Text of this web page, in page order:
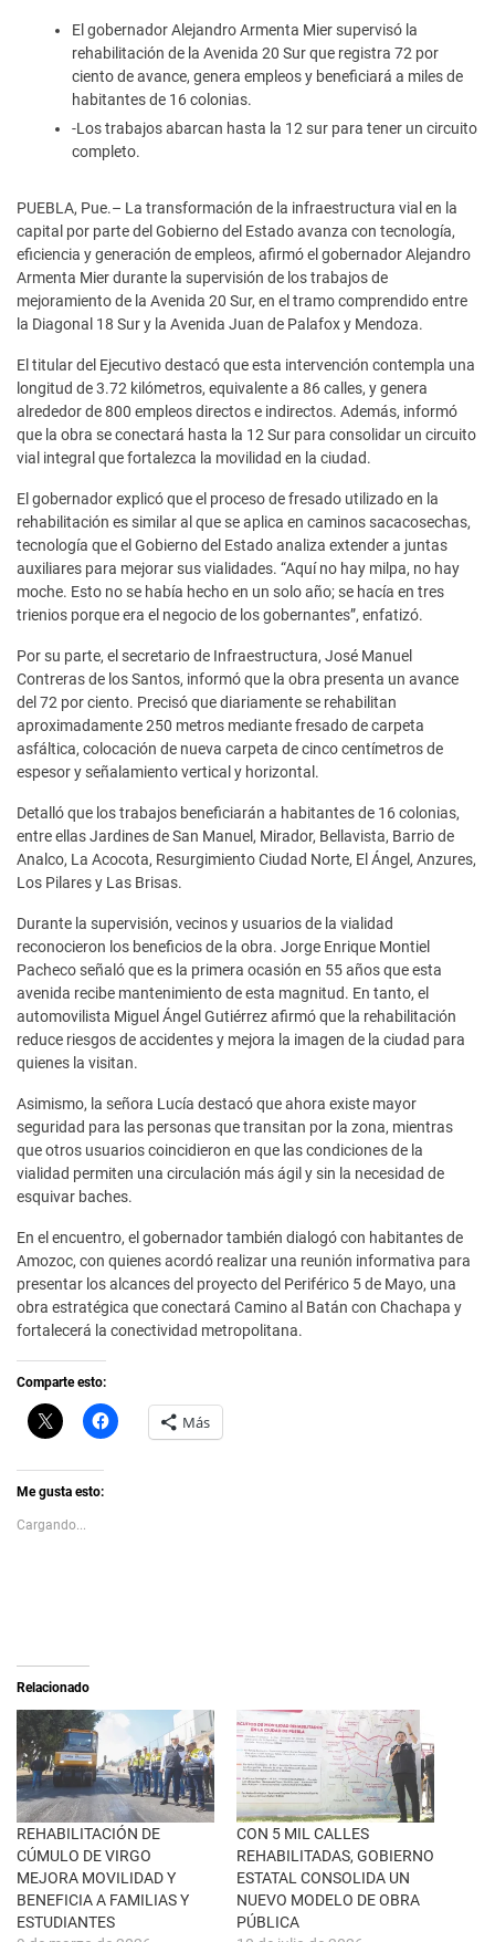
El gobernador Alejandro Armenta Mier supervisó la
rehabilitación de la Avenida 20 Sur que registra 72 por
ciento de avance, genera empleos y beneficiará a miles de
habitantes de 16 colonias.
-Los trabajos abarcan hasta la 12 sur para tener un circuito
completo.
PUEBLA, Pue.– La transformación de la infraestructura vial en la
capital por parte del Gobierno del Estado avanza con tecnología,
eficiencia y generación de empleos, afirmó el gobernador Alejandro
Armenta Mier durante la supervisión de los trabajos de
mejoramiento de la Avenida 20 Sur, en el tramo comprendido entre
la Diagonal 18 Sur y la Avenida Juan de Palafox y Mendoza.
El titular del Ejecutivo destacó que esta intervención contempla una
longitud de 3.72 kilómetros, equivalente a 86 calles, y genera
alrededor de 800 empleos directos e indirectos. Además, informó
que la obra se conectará hasta la 12 Sur para consolidar un circuito
vial integral que fortalezca la movilidad en la ciudad.
El gobernador explicó que el proceso de fresado utilizado en la
rehabilitación es similar al que se aplica en caminos sacacosechas,
tecnología que el Gobierno del Estado analiza extender a juntas
auxiliares para mejorar sus vialidades. “Aquí no hay milpa, no hay
moche. Esto no se había hecho en un solo año; se hacía en tres
trienios porque era el negocio de los gobernantes”, enfatizó.
Por su parte, el secretario de Infraestructura, José Manuel
Contreras de los Santos, informó que la obra presenta un avance
del 72 por ciento. Precisó que diariamente se rehabilitan
aproximadamente 250 metros mediante fresado de carpeta
asfáltica, colocación de nueva carpeta de cinco centímetros de
espesor y señalamiento vertical y horizontal.
Detalló que los trabajos beneficiarán a habitantes de 16 colonias,
entre ellas Jardines de San Manuel, Mirador, Bellavista, Barrio de
Analco, La Acocota, Resurgimiento Ciudad Norte, El Ángel, Anzures,
Los Pilares y Las Brisas.
Durante la supervisión, vecinos y usuarios de la vialidad
reconocieron los beneficios de la obra. Jorge Enrique Montiel
Pacheco señaló que es la primera ocasión en 55 años que esta
avenida recibe mantenimiento de esta magnitud. En tanto, el
automovilista Miguel Ángel Gutiérrez afirmó que la rehabilitación
reduce riesgos de accidentes y mejora la imagen de la ciudad para
quienes la visitan.
Asimismo, la señora Lucía destacó que ahora existe mayor
seguridad para las personas que transitan por la zona, mientras
que otros usuarios coincidieron en que las condiciones de la
vialidad permiten una circulación más ágil y sin la necesidad de
esquivar baches.
En el encuentro, el gobernador también dialogó con habitantes de
Amozoc, con quienes acordó realizar una reunión informativa para
presentar los alcances del proyecto del Periférico 5 de Mayo, una
obra estratégica que conectará Camino al Batán con Chachapa y
fortalecerá la conectividad metropolitana.
Comparte esto:
C
l
k
t
s
h
e
b
r
e
e
n
u
n
a
v
e
n
t
a
n
a
n
u
H
a
e
n
c
e
b
o
o
k
(
S
e
a
b
r
e
Más
Me gusta esto:
Cargando...
Relacionado
REHABILITACIÓN DE
CÚMULO DE VIRGO
MEJORA MOVILIDAD Y
BENEFICIA A FAMILIAS Y
ESTUDIANTES
CON 5 MIL CALLES
REHABILITADAS, GOBIERNO
ESTATAL CONSOLIDA UN
NUEVO MODELO DE OBRA
PÚBLICA